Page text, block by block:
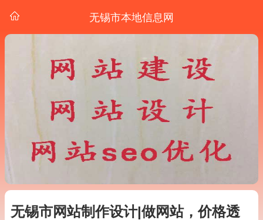
无锡市本地信息网
无锡市网站制作设计|做网站，价格透